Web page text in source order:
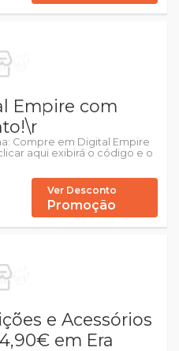
Empire com
Compre em Digital Empire
aqui exibirá o código e o
Ver Desconto
Promoção
e Acessórios
em Era